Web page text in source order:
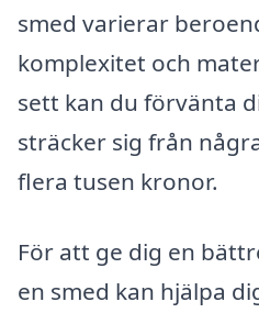
smed varierar
komplexitet och
sett kan du förvänta
sträcker sig från
flera tusen kronor.
För att ge dig en
en smed kan hjälpa